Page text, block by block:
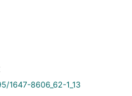
1647-8606_62-1_13